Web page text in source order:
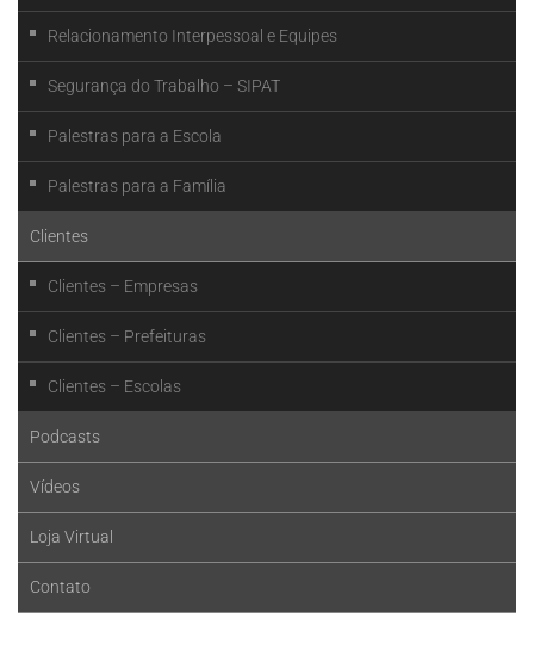
Relacionamento Interpessoal e Equipes
Segurança do Trabalho – SIPAT
Palestras para a Escola
Palestras para a Família
Clientes
Clientes – Empresas
Clientes – Prefeituras
Clientes – Escolas
Podcasts
Vídeos
Loja Virtual
Contato